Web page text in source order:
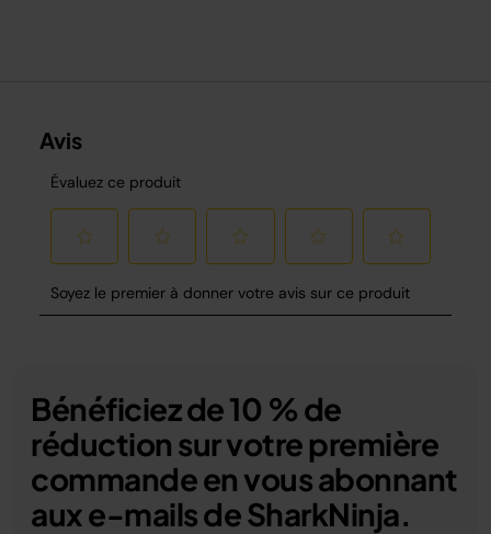
Bénéficiez de 10 % de
réduction sur votre première
commande en vous abonnant
aux e-mails de SharkNinja.